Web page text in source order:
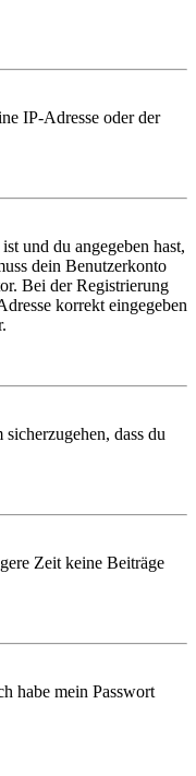
IP-Adresse oder der
und du angegeben hast,
dein Benutzerkonto
Bei der Registrierung
korrekt eingegeben
dass du
Zeit keine Beiträge
habe mein Passwort